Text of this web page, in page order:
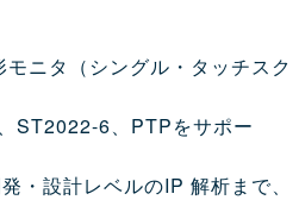
ニタ（シングル・タッチスク
ST2022-6、PTPをサポー
・設計レベルのIP 解析まで、